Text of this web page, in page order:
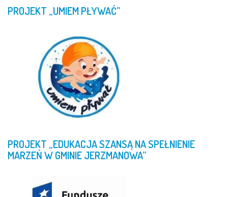
PROJEKT „UMIEMPŁYWAĆ”
PROJEKT „EDUKACJASZANSĄNASPEŁNIENIE
MARZEŃWGMINIEJERZMANOWA”